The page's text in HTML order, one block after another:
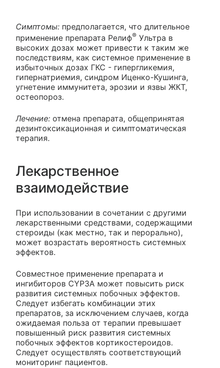
Симптомы: предполагается, что длительное
применение препарата Релиф® Ультра в
высоких дозах может привести к таким же
последствиям, как системное применение в
избыточных дозах ГКС - гипергликемия,
гипернатриемия, синдром Иценко-Кушинга,
угнетение иммунитета, эрозии и язвы ЖКТ,
остеопороз.
Лечение: отмена препарата, общепринятая
дезинтоксикационная и симптоматическая
терапия.
Лекарственное
взаимодействие
При использовании в сочетании с другими
лекарственными средствами, содержащими
стероиды (как местно, так и перорально),
может возрастать вероятность системных
эффектов.
Совместное применение препарата и
ингибиторов CYP3A может повысить риск
развития системных побочных эффектов.
Следует избегать комбинации этих
препаратов, за исключением случаев, когда
ожидаемая польза от терапии превышает
повышенный риск развития системных
побочных эффектов кортикостероидов.
Следует осуществлять соответствующий
мониторинг пациентов.